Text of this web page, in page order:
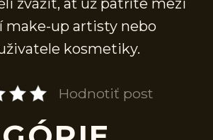
zvážit, ať už patříte mezi
make-up artisty nebo
kosmetiky.
Hodnotiť post